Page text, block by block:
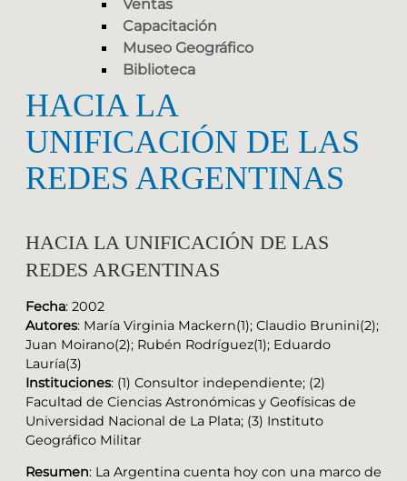
Ventas
Capacitación
Museo Geográfico
Biblioteca
HACIA LA
UNIFICACIÓN DE LAS
REDES ARGENTINAS
HACIA LA UNIFICACIÓN DE LAS
REDES ARGENTINAS
Fecha: 2002
Autores: María Virginia Mackern(1); Claudio Brunini(2);
Juan Moirano(2); Rubén Rodríguez(1); Eduardo
Lauría(3)
Instituciones: (1) Consultor independiente; (2)
Facultad de Ciencias Astronómicas y Geofísicas de
Universidad Nacional de La Plata; (3) Instituto
Geográfico Militar
Resumen: La Argentina cuenta hoy con una marco de